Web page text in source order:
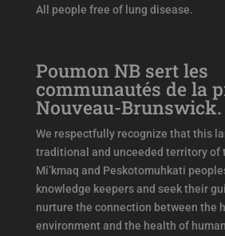
All people free of lung disease.
Poumon NB sert les
communautés de la
Nouveau-Brunswick.
We respectfully recognize that this
traditional and unceeded territory of
Mi’kmaq and Peskotomuhkati
knowledge keepers and seek their
nurture the connection between the
environment and the health of